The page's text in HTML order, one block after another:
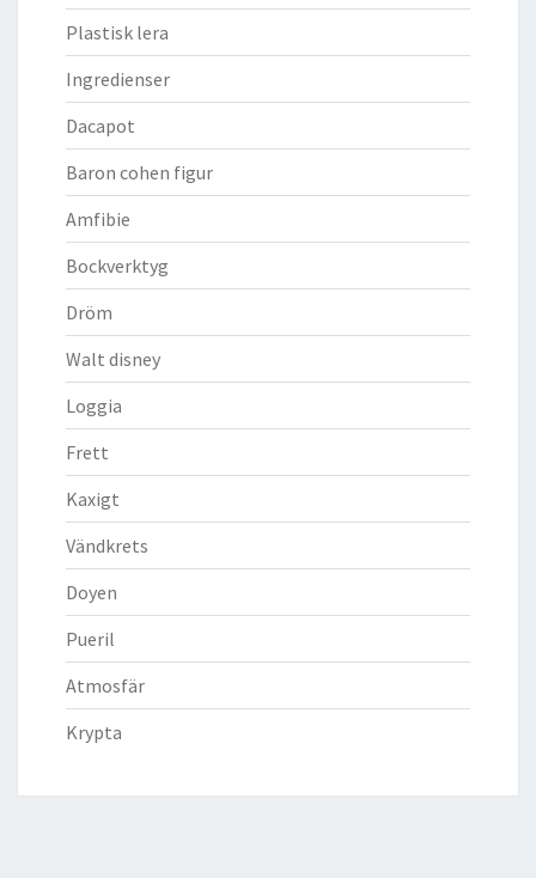
Plastisk lera
Ingredienser
Dacapot
Baron cohen figur
Amfibie
Bockverktyg
Dröm
Walt disney
Loggia
Frett
Kaxigt
Vändkrets
Doyen
Pueril
Atmosfär
Krypta